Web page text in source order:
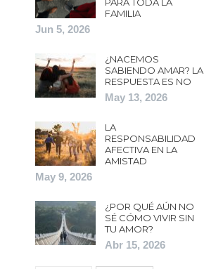
FAMILIA
Jun 5, 2026
¿NACEMOS
SABIENDO AMAR? LA
RESPUESTA ES NO
May 13, 2026
LA
RESPONSABILIDAD
AFECTIVA EN LA
AMISTAD
May 9, 2026
¿POR QUÉ AÚN NO
SÉ CÓMO VIVIR SIN
TU AMOR?
Abr 15, 2026